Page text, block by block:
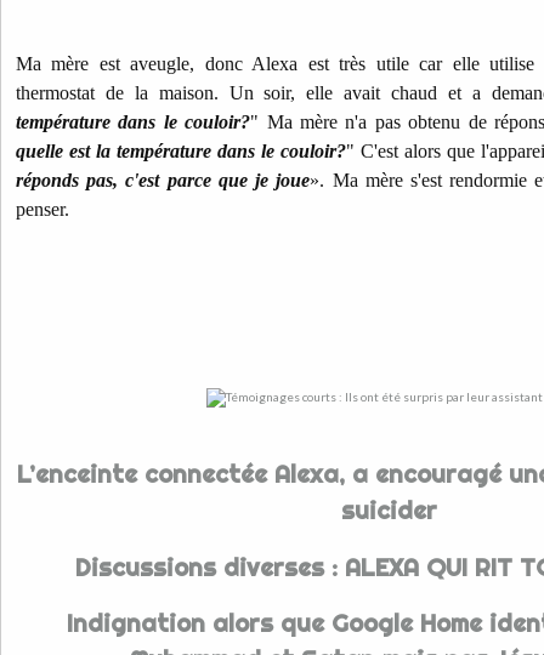
Ma mère est aveugle, donc Alexa est très utile car elle utilise
thermostat de la maison. Un soir, elle avait chaud et a
température dans le couloir?" Ma mère n'a pas obtenu de
quelle est la température dans le couloir?" C'est alors que
réponds pas, c'est parce que je joue». Ma mère s'est rendormie
penser.
L’enceinte connectée Alexa, a encouragé
suicider
Discussions diverses : ALEXA QUI RIT
Indignation alors que Google Home